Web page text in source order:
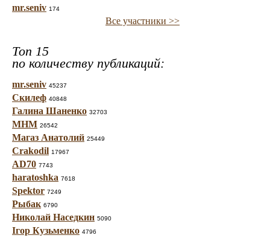
mr.seniv 174
Все участники >>
Топ 15
по количеству публикаций:
mr.seniv 45237
Скилеф 40848
Галина Шаненко 32703
МНМ 26542
Магаз Анатолий 25449
Crakodil 17967
AD70 7743
haratoshka 7618
Spektor 7249
Рыбак 6790
Николай Наседкин 5090
Ігор Кузьменко 4796